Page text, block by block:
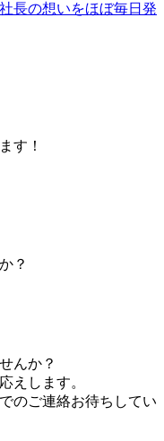
長の想いをほぼ毎日発
す！
？
んか？
えします。
のご連絡お待ちしてい